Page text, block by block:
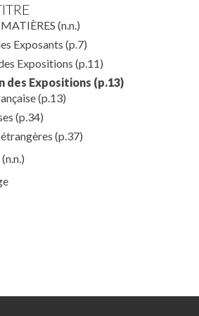
(n.n.)
Exposants (p.7)
Expositions (p.11)
des Expositions (p.13)
(p.13)
(p.34)
(p.37)
(n.n.)